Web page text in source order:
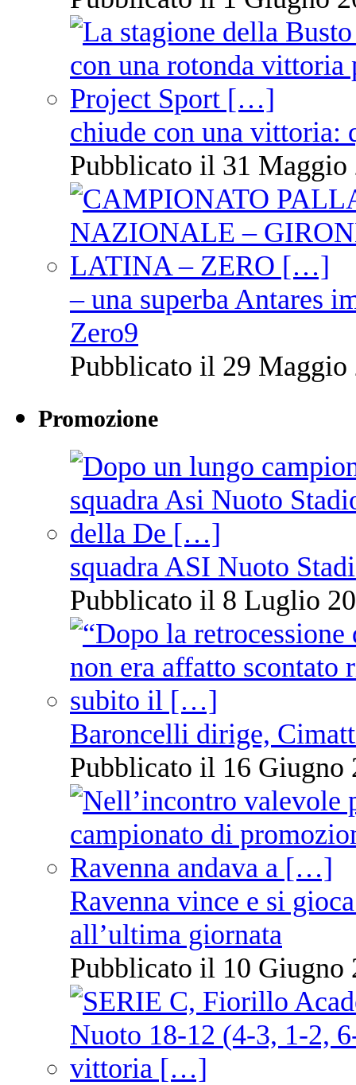
chiude con una vittoria:
Pubblicato il 31 Maggio
– una superba Antares
Zero9
Pubblicato il 29 Maggio
Promozione
squadra ASI Nuoto
Pubblicato il 8 Luglio
Baroncelli dirige,
Pubblicato il 16 Giugno
Ravenna vince e si
all’ultima giornata
Pubblicato il 10 Giugno